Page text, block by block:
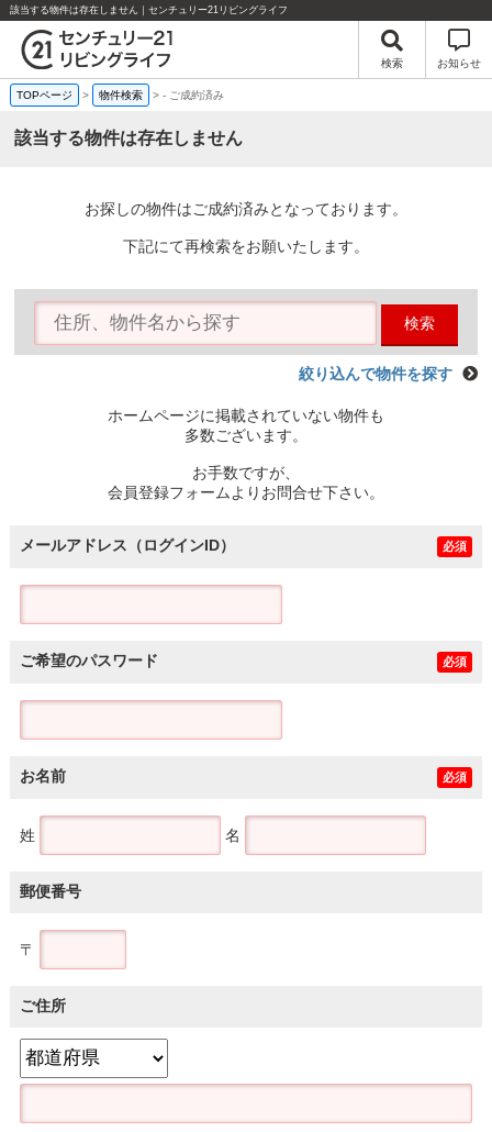
該当する物件は存在しません｜センチュリー21リビングライフ
検索 お知らせ
TOPページ > 物件検索 >- ご成約済み
該当する物件は存在しません
お探しの物件はご成約済みとなっております。
下記にて再検索をお願いたします。
検索
絞り込んで物件を探す
ホームページに掲載されていない物件も
多数ございます。
お手数ですが、
会員登録フォームよりお問合せ下さい。
メールアドレス（ログインID） 必須
ご希望のパスワード 必須
お名前 必須
姓 名
郵便番号
〒
ご住所